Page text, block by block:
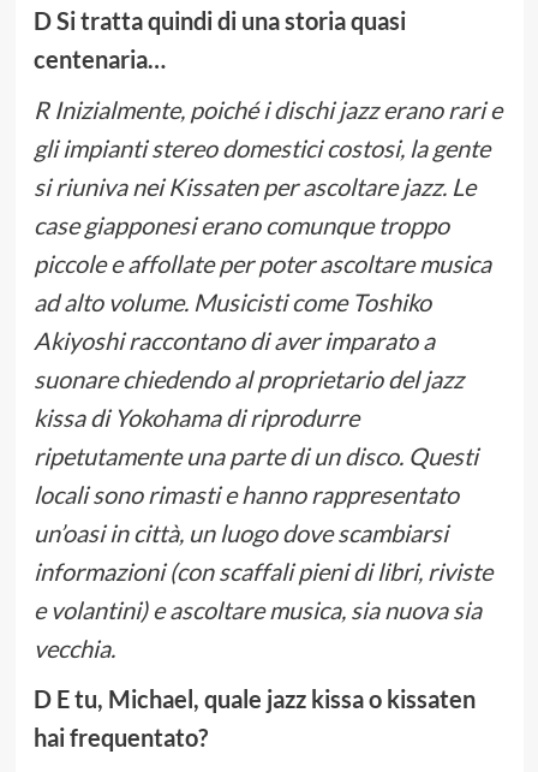
D Si tratta quindi di una storia quasi
centenaria…
R Inizialmente, poiché i dischi jazz erano rari e
gli impianti stereo domestici costosi, la gente
si riuniva nei Kissaten per ascoltare jazz. Le
case giapponesi erano comunque troppo
piccole e affollate per poter ascoltare musica
ad alto volume. Musicisti come Toshiko
Akiyoshi raccontano di aver imparato a
suonare chiedendo al proprietario del jazz
kissa di Yokohama di riprodurre
ripetutamente una parte di un disco. Questi
locali sono rimasti e hanno rappresentato
un’oasi in città, un luogo dove scambiarsi
informazioni (con scaffali pieni di libri, riviste
e volantini) e ascoltare musica, sia nuova sia
vecchia.
D E tu, Michael, quale jazz kissa o kissaten
hai frequentato?